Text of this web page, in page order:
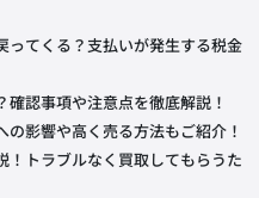
ってくる？支払いが発生する税金
認事項や注意点を徹底解説！
影響や高く売る方法もご紹介！
トラブルなく買取してもらうた